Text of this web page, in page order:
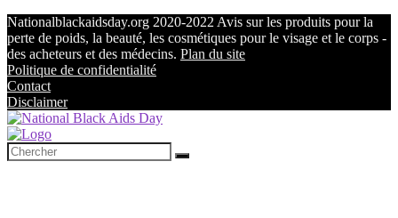
Nationalblackaidsday.org 2020-2022 Avis sur les produits pour la
perte de poids, la beauté, les cosmétiques pour le visage et le corps -
des acheteurs et des médecins. Plan du site
Politique de confidentialité
Contact
Disclaimer